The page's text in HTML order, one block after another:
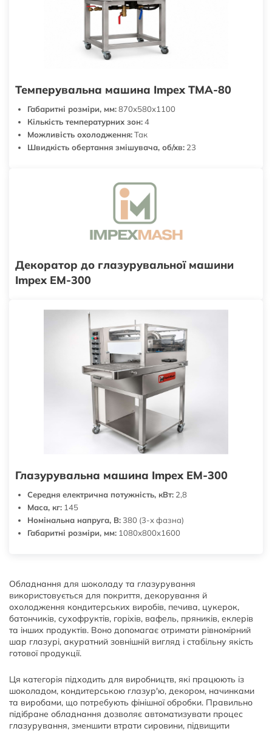
Темперувальна машина Impex ТМА-80
Габаритні розміри, мм:870х580х1100
Кількість температурних зон:4
Можливість охолодження:Так
Швидкість обертання змішувача, об/хв: 23
Декоратор до глазурувальної машини
Impex EM-300
Глазурувальна машина Impex EM-300
Середня електрична потужність, кВт: 2,8
Маса, кг: 145
Номінальна напруга, В: 380 (3-х фазна)
Габаритні розміри, мм: 1080х800х1600
Обладнання для шоколаду та глазурування
використовується для покриття, декорування й
охолодження кондитерських виробів, печива, цукерок,
батончиків, сухофруктів, горіхів, вафель, пряників, еклерів
та інших продуктів. Воно допомагає отримати рівномірний
шар глазурі, акуратний зовнішній вигляд і стабільну якість
готової продукції.
Ця категорія підходить для виробництв, які працюють із
шоколадом, кондитерською глазур'ю, декором, начинками
та виробами, що потребують фінішної обробки. Правильно
підібране обладнання дозволяє автоматизувати процес
глазурування, зменшити втрати сировини, підвищити